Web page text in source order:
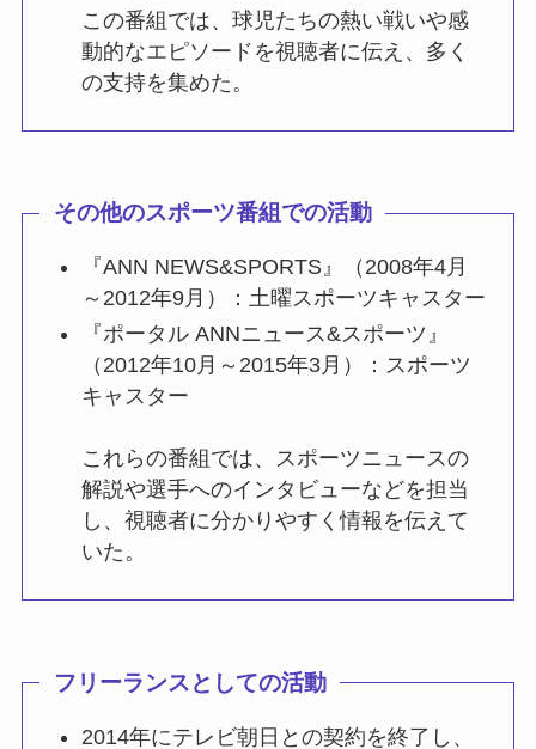
この番組では、球児たちの熱い戦いや感
動的なエピソードを視聴者に伝え、多く
の支持を集めた。
その他のスポーツ番組での活動
『ANN NEWS&SPORTS』（2008年4月
～2012年9月）：土曜スポーツキャスター
『ポータル ANNニュース&スポーツ』
（2012年10月～2015年3月）：スポーツ
キャスター
これらの番組では、スポーツニュースの
解説や選手へのインタビューなどを担当
し、視聴者に分かりやすく情報を伝えて
いた。
フリーランスとしての活動
2014年にテレビ朝日との契約を終了し、